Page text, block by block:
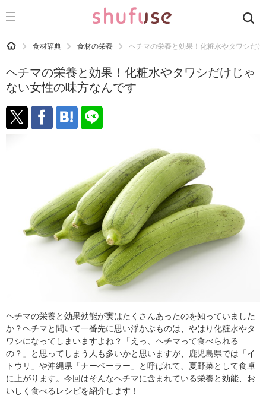
CATEGORY 記事カテゴリ
運気
洗濯
生活の知恵
趣味
食材辞典
HOME 食材辞典 食材の栄養 ヘチマの栄養と効果！化粧水やタワシだ
ヘチマの栄養と効果！化粧水やタワシだけじゃ
ない女性の味方なんです
ヘチマの栄養と効果効能が実はたくさんあったのを知っていました
か？ヘチマと聞いて一番先に思い浮かぶものは、やはり化粧水やタ
ワシになってしまいますよね？「えっ、ヘチマって食べられる
の？」と思ってしまう人も多いかと思いますが、鹿児島県では「イ
トウリ」や沖縄県「ナーベーラー」と呼ばれて、夏野菜として食卓
に上がります。今回はそんなヘチマに含まれている栄養と効能、お
いしく食べるレシピを紹介します！